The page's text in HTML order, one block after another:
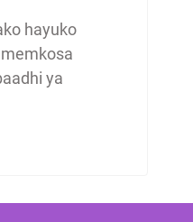
hayuko
ya